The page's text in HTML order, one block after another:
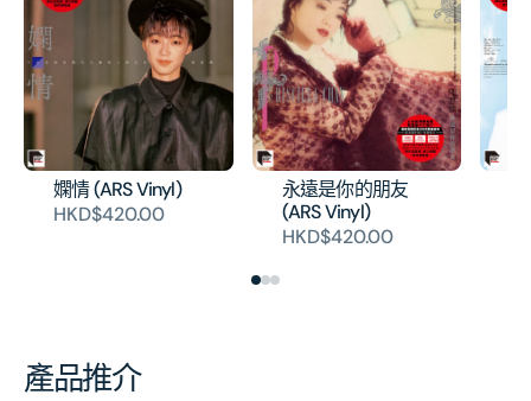
嫻情 (ARS Vinyl)
HKD$420.00
永遠是你的朋友
(ARS Vinyl)
HKD$420.00
產品推介